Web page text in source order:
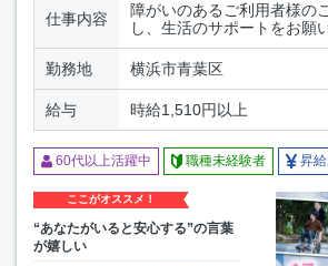
仕事内容
障がいのあるご利用者様の
し、生活のサポートをお願
勤務地 横浜市青葉区
給与 時給1,510円以上
60代以上活躍中 職種未経験者 昇給
ここがオススメ！
“あなたがいると安心する”の言葉
が嬉しい